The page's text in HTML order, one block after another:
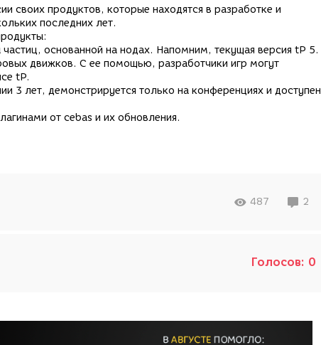
своих продуктов, которые находятся в разработке и
последних лет.
основанной на нодах. Напомним, текущая версия tP 5.
движков. С ее помощью, разработчики игр могут
tP.
3 лет, демонстрируется только на конференциях и доступен
от cebas и их обновления.
487 2
Голосов: 0